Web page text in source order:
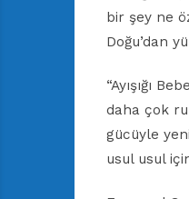
bir şey ne
Doğu’dan
“Ayışığı
daha çok
gücüyle
usul usul